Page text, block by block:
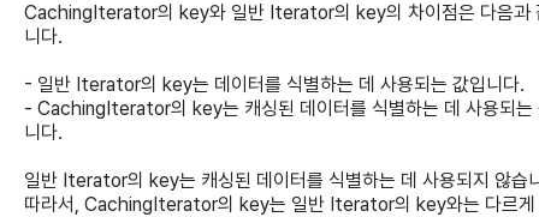
CachingIterator의 key와 일반 Iterator의 key의 차이점은 다음과
니다.
- 일반 Iterator의 key는 데이터를 식별하는 데 사용되는 값입니다.
- CachingIterator의 key는 캐싱된 데이터를 식별하는 데 사용되는
니다.
일반 Iterator의 key는 캐싱된 데이터를 식별하는 데 사용되지 않습
따라서, CachingIterator의 key는 일반 Iterator의 key와는 다르게